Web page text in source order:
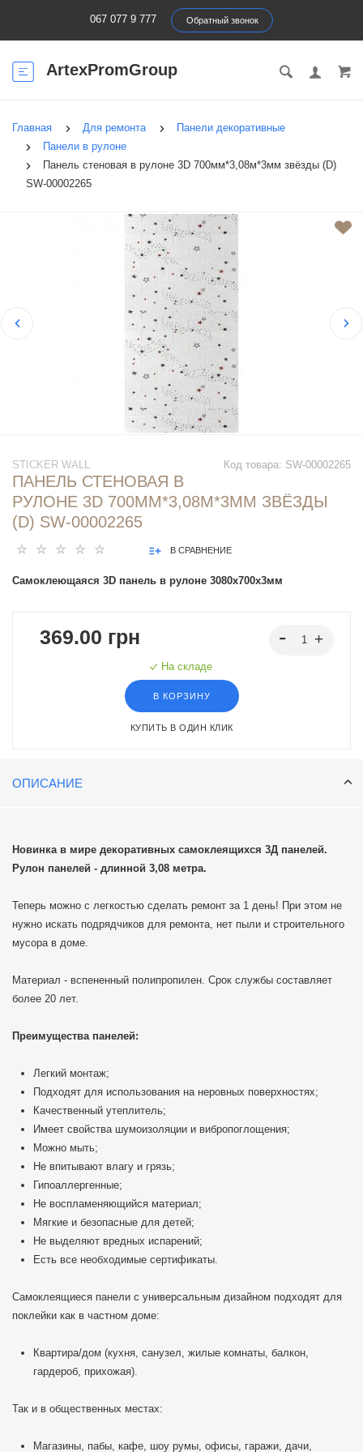
067 077 9 777 Обратный звонок
ArtexPromGroup
Главная Для ремонта
Панели декоративные
Панели в рулоне
Панель стеновая в рулоне 3D 700мм*3,08м*3мм звёзды (D)
SW-00002265
Код товара: SW-00002265
STICKER WALL
ПАНЕЛЬ СТЕНОВАЯ В
РУЛОНЕ 3D 700ММ*3,08М*3ММ ЗВЁЗДЫ
(D) SW-00002265
В СРАВНЕНИЕ
Самоклеющаяся 3D панель в рулоне 3080x700x3мм
369.00 грн
На складе
В КОРЗИНУ
КУПИТЬ В ОДИН КЛИК
ОПИСАНИЕ
Новинка в мире декоративных самоклеящихся 3Д панелей.
Рулон панелей - длинной 3,08 метра.
Теперь можно с легкостью сделать ремонт за 1 день! При этом не
нужно искать подрядчиков для ремонта, нет пыли и строительного
мусора в доме.
Материал - вспененный полипропилен. Срок службы составляет
более 20 лет.
Преимущества панелей:
Легкий монтаж;
Подходят для использования на неровных поверхностях;
Качественный утеплитель;
Имеет свойства шумоизоляции и вибропоглощения;
Можно мыть;
Не впитывают влагу и грязь;
Гипоаллергенные;
Не воспламеняющийся материал;
Мягкие и безопасные для детей;
Не выделяют вредных испарений;
Есть все необходимые сертификаты.
Самоклеящиеся панели с универсальным дизайном подходят для
поклейки как в частном доме:
Квартира/дом (кухня, санузел, жилые комнаты, балкон,
гардероб, прихожая).
Так и в общественных местах:
Магазины, пабы, кафе, шоу румы, офисы, гаражи, дачи,